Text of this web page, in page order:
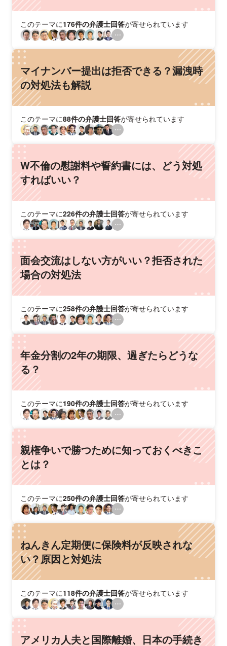
このテーマに176件の弁護士回答が寄せられています
マイナンバー提出は拒否できる？漏洩時
の対処法も解説
このテーマに88件の弁護士回答が寄せられています
W不倫の慰謝料や誓約書には、どう対処
すればいい？
このテーマに226件の弁護士回答が寄せられています
面会交流はしない方がいい？拒否された
場合の対処法
このテーマに258件の弁護士回答が寄せられています
年金分割の2年の期限、過ぎたらどうな
る？
このテーマに190件の弁護士回答が寄せられています
親権争いで勝つために知っておくべきこ
とは？
このテーマに250件の弁護士回答が寄せられています
ねんきん定期便に保険料が反映されな
い？原因と対処法
このテーマに118件の弁護士回答が寄せられています
アメリカ人夫と国際離婚、日本の手続き